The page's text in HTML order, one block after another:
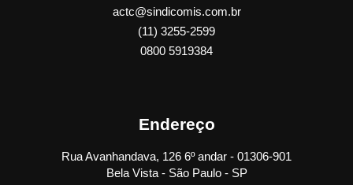
actc@sindicomis.com.br
(11) 3255-2599
0800 5919384
Endereço
Rua Avanhandava, 126 6º andar - 01306-901
Bela Vista - São Paulo - SP